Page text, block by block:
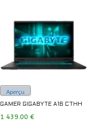
Aperçu
GAMER GIGABYTE A16 CTHH
1 439.00€